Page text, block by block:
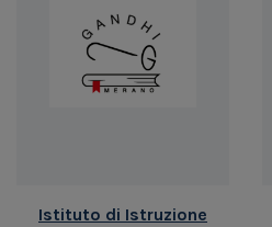
Istituto di Istruzione